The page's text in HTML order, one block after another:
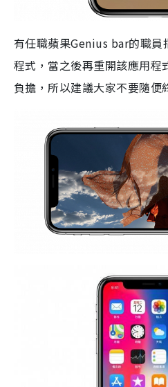
有任職蘋果Genius bar的職員
程式，當之後再重開該應用程
負擔，所以建議大家不要隨便